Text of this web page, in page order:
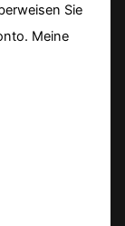
Sie
Meine